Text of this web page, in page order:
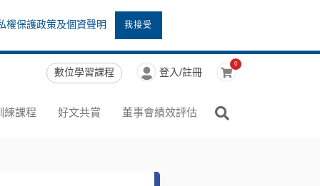
權保護政策及個資聲明 我接受
數位學習課程 登入/註冊
0
練課程 好文共賞 董事會績效評估